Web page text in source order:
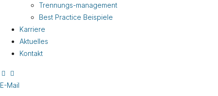
Trennungs-management
Best Practice Beispiele
Karriere
Aktuelles
Kontakt
E-Mail